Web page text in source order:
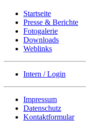
Startseite
Presse & Berichte
Fotogalerie
Downloads
Weblinks
Intern / Login
Impressum
Datenschutz
Kontaktformular